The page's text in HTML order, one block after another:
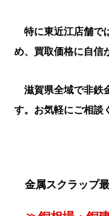
特に東近江店舗で
め、買取価格に自信
滋賀県全域で非鉄
す。お気軽にご相談
金属スクラップ